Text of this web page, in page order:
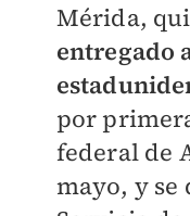
Mérida,
entregado
por
federal de
mayo, y